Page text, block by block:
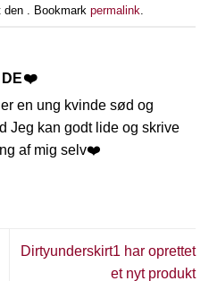
. Bookmark permalink
en ung kvinde sød og
Jeg kan godt lide og skrive
af mig selv❤️
Dirtyunderskirt1 har oprettet
et nyt produkt